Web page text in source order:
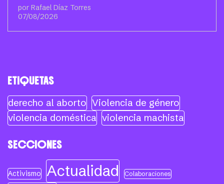
por Rafael Díaz Torres
07/08/2026
ETIQUETAS
derecho al aborto Violencia de género
violencia doméstica violencia machista
SECCIONES
Activismo Actualidad Colaboraciones